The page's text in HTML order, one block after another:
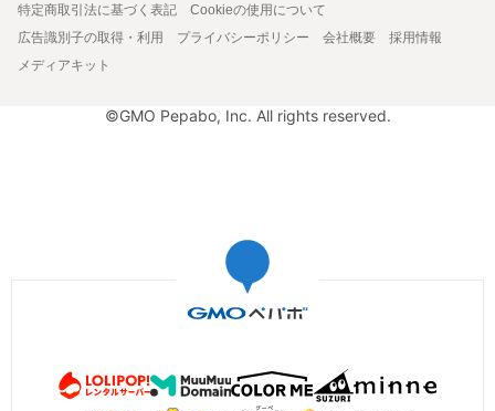
特定商取引法に基づく表記
Cookieの使用について
広告識別子の取得・利用
プライバシーポリシー 会社概要
採用情報
メディアキット
©GMO Pepabo, Inc. All rights reserved.